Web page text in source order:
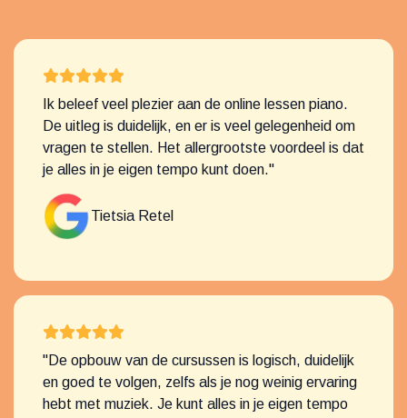
Ik beleef veel plezier aan de online lessen piano.
De uitleg is duidelijk, en er is veel gelegenheid om
vragen te stellen. Het allergrootste voordeel is dat
je alles in je eigen tempo kunt doen."
Tietsia Retel
"De opbouw van de cursussen is logisch, duidelijk
en goed te volgen, zelfs als je nog weinig ervaring
hebt met muziek. Je kunt alles in je eigen tempo